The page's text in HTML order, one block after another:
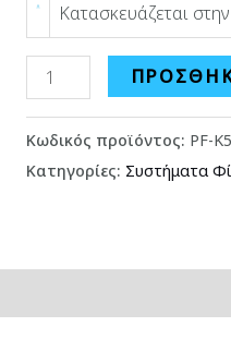
Κατασκευάζεται
Κωδικός προϊόντος: PF-
Κατηγορίες: Συστήματα